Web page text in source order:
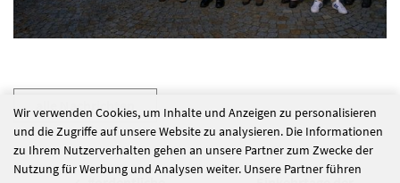
alle Nachrichten
Wir verwenden Cookies, um Inhalte und Anzeigen zu personalisieren
und die Zugriffe auf unsere Website zu analysieren. Die Informationen
zu Ihrem Nutzerverhalten gehen an unsere Partner zum Zwecke der
Nutzung für Werbung und Analysen weiter. Unsere Partner führen